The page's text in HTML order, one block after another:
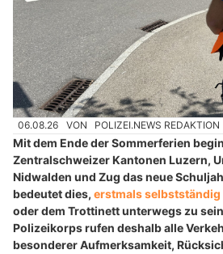
06.08.26 VON POLIZEI.NEWS REDAKTION
Mit dem Ende der Sommerferien
Zentralschweizer Kantonen Luzern,
Nidwalden und Zug das neue
bedeutet dies, erstmals selbstständig
oder dem Trottinett unterwegs zu
Polizeikorps rufen deshalb alle
besonderer Aufmerksamkeit,